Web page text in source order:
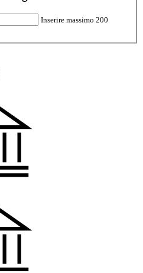
Inserire massimo 200